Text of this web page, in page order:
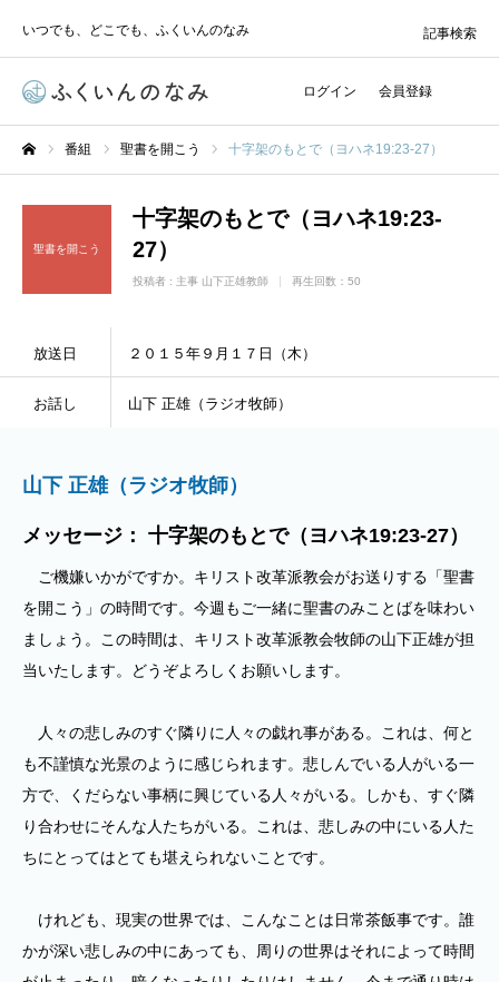
いつでも、どこでも、ふくいんのなみ
ログイン 会員登録
記事検索
番組 聖書を開こう 十字架のもとで（ヨハネ19:23-27）
聖書を開こう
十字架のもとで（ヨハネ19:23-
27）
投稿者 : 主事 山下正雄教師 再生回数：50
放送日 ２０１５年９月１７日（木）
お話し 山下 正雄（ラジオ牧師）
山下 正雄（ラジオ牧師）
メッセージ： 十字架のもとで（ヨハネ19:23-27）
ご機嫌いかがですか。キリスト改革派教会がお送りする「聖書
を開こう」の時間です。今週もご一緒に聖書のみことばを味わい
ましょう。この時間は、キリスト改革派教会牧師の山下正雄が担
当いたします。どうぞよろしくお願いします。
人々の悲しみのすぐ隣りに人々の戯れ事がある。これは、何と
も不謹慎な光景のように感じられます。悲しんでいる人がいる一
方で、くだらない事柄に興じている人々がいる。しかも、すぐ隣
り合わせにそんな人たちがいる。これは、悲しみの中にいる人た
ちにとってはとても堪えられないことです。
けれども、現実の世界では、こんなことは日常茶飯事です。誰
かが深い悲しみの中にあっても、周りの世界はそれによって時間